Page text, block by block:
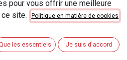
dans le but de fournir au
pour vous offrir une meilleure
site.
Politique en matière de cookies
les essentiels Je suis d'accord